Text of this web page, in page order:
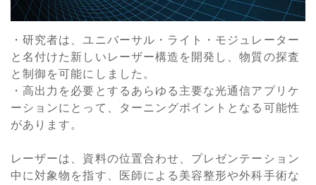
・研究者は、ユニバーサル・ライト・モジュレーター
と名付けた新しいレーザー構造を開発し、物質の探査
と制御を可能にしました。
・高出力を必要とするあらゆる主要な光通信アプリケ
ーションにとって、ターニングポイントとなる可能性
があります。
レーザーは、資料の位置合わせ、プレゼンテーション
中に対象物を指す、医師による美容整形や外科手術な